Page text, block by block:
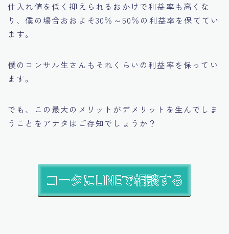
仕入れ値を低く抑えられるおかけで利益率も高くな
り、僕の場合おおよそ30％～50％の利益率を保ててい
ます。
僕のコンサル生さんもそれくらいの利益率を保ってい
ます。
でも、この最大のメリットがデメリットを生んでしま
うことをアナタはご存知でしょうか？